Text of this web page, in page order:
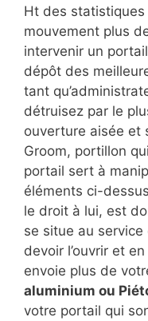
Ht des statistiques
mouvement plus
intervenir un
dépôt des
tant
détruisez par le
ouverture aisée et
Groom, portillon
portail sert à
éléments ci-
le droit à lui, est
se situe au
devoir l’ouvrir et
envoie plus de
aluminium ou
votre portail qui